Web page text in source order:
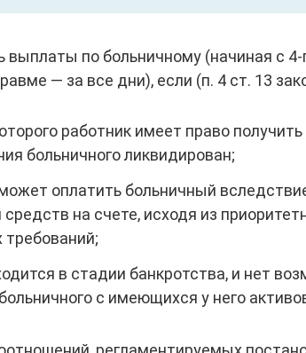
по больничному (начиная с 4-
— за все дни), если (п. 4 ст. 13
работник имеет право
больничного ликвидирован;
оплатить больничный
на счете, исходя из
в стадии банкротства, и нет
с имеющихся у него